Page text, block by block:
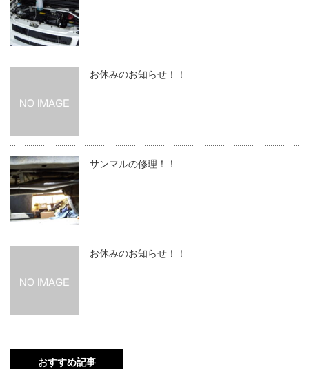
お休みのお知らせ！！
サンマルの修理！！
お休みのお知らせ！！
おすすめ記事